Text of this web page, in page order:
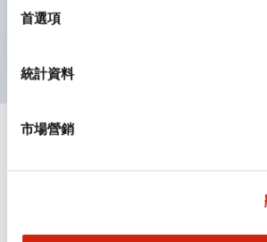
首選項
統計資料
市場營銷
符合 ISO 3864-4 安全色規範：在危